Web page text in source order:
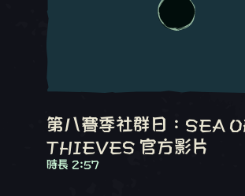
第八賽季社群日：SEA
THIEVES 官方影片
時長 2:57